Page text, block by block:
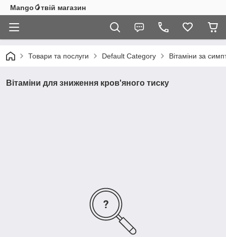
Mango🥭твій магазин
Товари та послуги Default Category Вітаміни за
Вітаміни для зниження кров'яного тиску